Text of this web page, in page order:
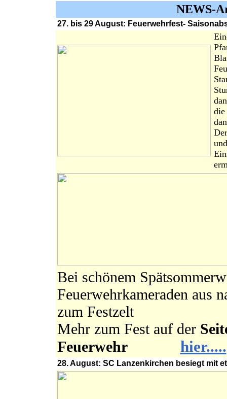
NEWS-
27. bis 29 August: Feuerwehrfest-
die
Bei schönem
Feuerwehrkameraden aus
zum Festzelt
Mehr zum Fest auf der
Feuerwehr
hier.....
28. August: SC Lanzenkirchen besiegt mit